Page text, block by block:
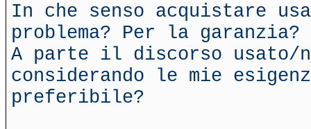
In che senso acquistare
problema? Per la garanzia?
A parte il discorso usato/
considerando le mie
preferibile?